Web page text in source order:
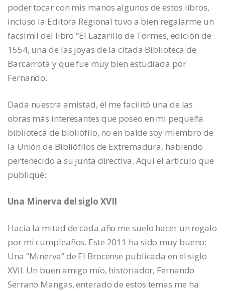
poder tocar con mis manos algunos de estos libros,
incluso la Editora Regional tuvo a bien regalarme un
facsímil del libro “El Lazarillo de Tormes, edición de
1554, una de las joyas de la citada Biblioteca de
Barcarrota y que fue muy bien estudiada por
Fernando.
Dada nuestra amistad, él me facilitó una de las
obras más interesantes que poseo en mi pequeña
biblioteca de bibliófilo, no en balde soy miembro de
la Unión de Bibliófilos de Extremadura, habiendo
pertenecido a su junta directiva. Aquí el artículo que
publiqué:
Una Minerva del siglo XVII
Hacia la mitad de cada año me suelo hacer un regalo
por mi cumpleaños. Este 2011 ha sido muy bueno:
Una “Minerva” de El Brocense publicada en el siglo
XVII. Un buen amigo mío, historiador, Fernando
Serrano Mangas, enterado de estos temas me ha